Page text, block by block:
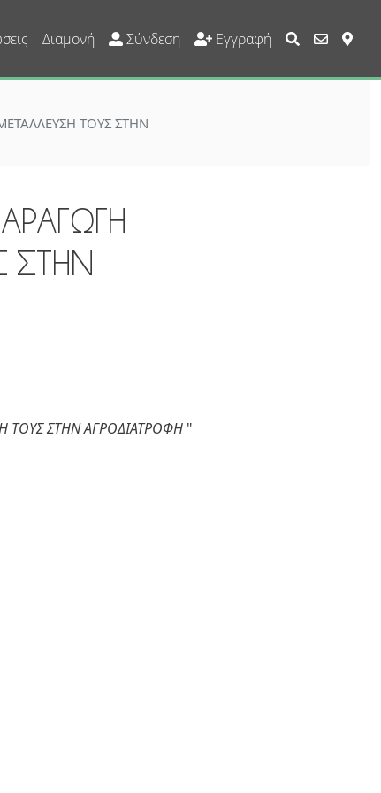
Διαμονή User Account Custom
Σύνδεση Εγγραφή
ΤΟΥΣ ΣΤΗΝ
ΣΤΗΝ
ΤΟΥΣ ΣΤΗΝ ΑΓΡΟΔΙΑΤΡΟΦΗ "